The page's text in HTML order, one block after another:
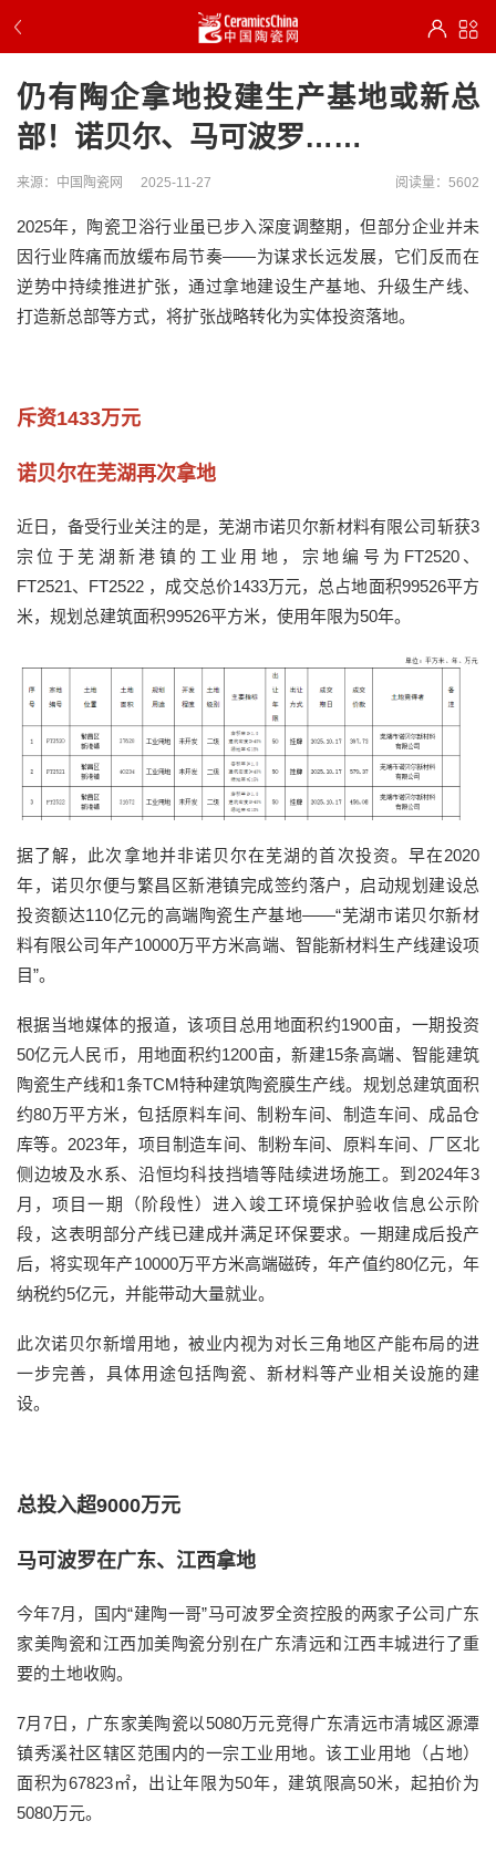
仍有陶企拿地投建生产基地或新总
部！诺贝尔、马可波罗……
来源：中国陶瓷网 2025-11-27 阅读量：5602
2025年，陶瓷卫浴行业虽已步入深度调整期，但部分企业并未
因行业阵痛而放缓布局节奏——为谋求长远发展，它们反而在
逆势中持续推进扩张，通过拿地建设生产基地、升级生产线、
打造新总部等方式，将扩张战略转化为实体投资落地。
斥资1433万元
诺贝尔在芜湖再次拿地
近日，备受行业关注的是，芜湖市诺贝尔新材料有限公司斩获3
宗位于芜湖新港镇的工业用地，宗地编号为FT2520、
FT2521、FT2522 ，成交总价1433万元，总占地面积99526平方
米，规划总建筑面积99526平方米，使用年限为50年。
据了解，此次拿地并非诺贝尔在芜湖的首次投资。早在2020
年，诺贝尔便与繁昌区新港镇完成签约落户，启动规划建设总
投资额达110亿元的高端陶瓷生产基地——“芜湖市诺贝尔新材
料有限公司年产10000万平方米高端、智能新材料生产线建设项
目”。
根据当地媒体的报道，该项目总用地面积约1900亩，一期投资
50亿元人民币，用地面积约1200亩，新建15条高端、智能建筑
陶瓷生产线和1条TCM特种建筑陶瓷膜生产线。规划总建筑面积
约80万平方米，包括原料车间、制粉车间、制造车间、成品仓
库等。2023年，项目制造车间、制粉车间、原料车间、厂区北
侧边坡及水系、沿恒均科技挡墙等陆续进场施工。到2024年3
月，项目一期（阶段性）进入竣工环境保护验收信息公示阶
段，这表明部分产线已建成并满足环保要求。一期建成后投产
后，将实现年产10000万平方米高端磁砖，年产值约80亿元，年
纳税约5亿元，并能带动大量就业。
此次诺贝尔新增用地，被业内视为对长三角地区产能布局的进
一步完善，具体用途包括陶瓷、新材料等产业相关设施的建
设。
总投入超9000万元
马可波罗在广东、江西拿地
今年7月，国内“建陶一哥”马可波罗全资控股的两家子公司广东
家美陶瓷和江西加美陶瓷分别在广东清远和江西丰城进行了重
要的土地收购。
7月7日，广东家美陶瓷以5080万元竞得广东清远市清城区源潭
镇秀溪社区辖区范围内的一宗工业用地。该工业用地（占地）
面积为67823㎡，出让年限为50年，建筑限高50米，起拍价为
5080万元。